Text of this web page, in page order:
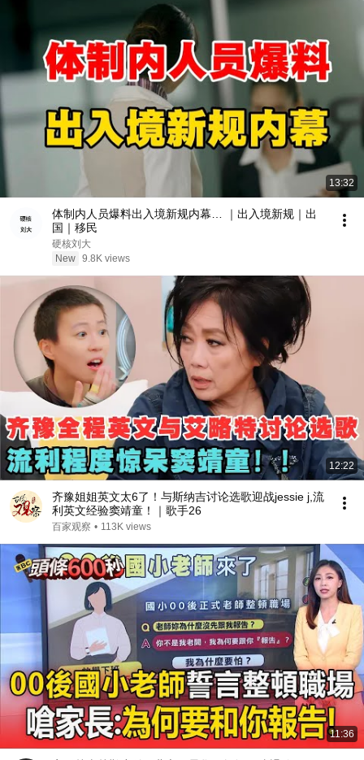
13:32
体制内人员爆料出入境新规内幕… ｜出入境新规｜出
国｜移民
硬核刘大
New 9.8K views
12:22
齐豫姐姐英文太6了！与斯纳吉讨论选歌迎战jessie j,流
利英文经验窦靖童！｜歌手26
百家观察 • 113K views
11:36